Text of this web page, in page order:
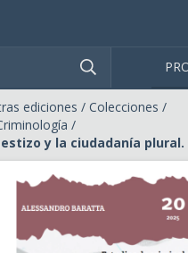
ediciones / Colecciones /
/
y la ciudadanía plural.